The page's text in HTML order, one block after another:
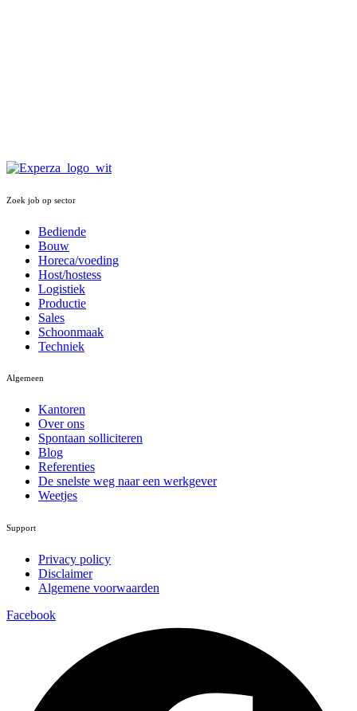
Zoek job op sector
Bediende
Bouw
Horeca/voeding
Host/hostess
Logistiek
Productie
Sales
Schoonmaak
Techniek
Algemeen
Kantoren
Over ons
Spontaan solliciteren
Blog
Referenties
De snelste weg naar een werkgever
Weetjes
Support
Privacy policy
Disclaimer
Algemene voorwaarden
Facebook